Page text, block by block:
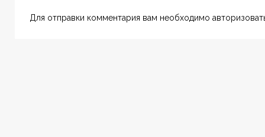
Для отправки комментария вам необходимо